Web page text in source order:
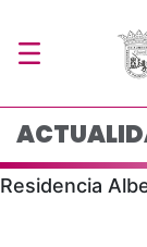
Residencia